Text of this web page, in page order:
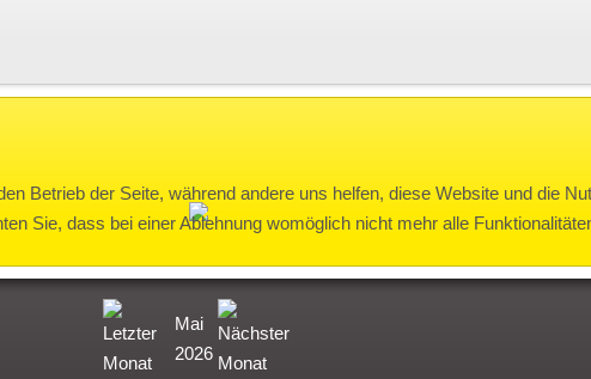
Mai
2026
Betrieb der Seite, während andere uns helfen, diese Website und die
Sie, dass bei einer Ablehnung womöglich nicht mehr alle